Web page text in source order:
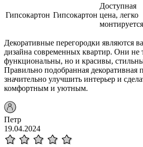
Гипсокартон Гипсокартон
Доступная
цена, легко
монтируется
Декоративные перегородки являются
дизайна современных квартир. Они не
функциональны, но и красивы,
Правильно подобранная декоративная
значительно улучшить интерьер и
комфортным и уютным.
Петр
19.04.2024